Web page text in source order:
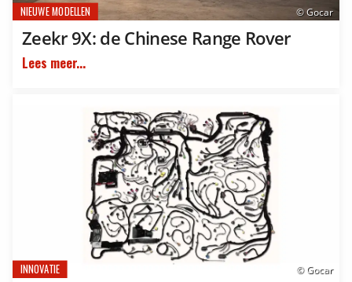
© Gocar
NIEUWE MODELLEN
Zeekr 9X: de Chinese Range Rover
Lees meer...
© Gocar
INNOVATIE